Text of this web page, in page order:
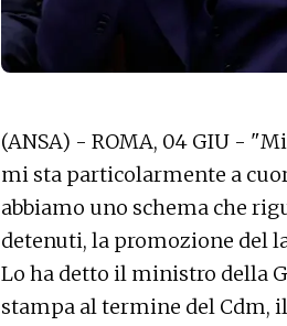
(ANSA) - ROMA, 04 GIU -
mi sta particolarmente a
abbiamo uno schema che
detenuti, la promozione del
Lo ha detto il ministro della
stampa al termine del Cdm,